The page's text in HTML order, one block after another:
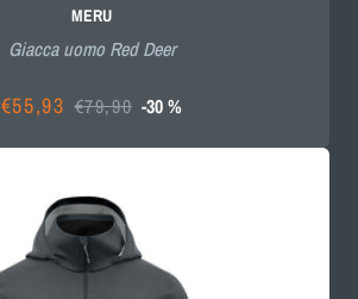
MERU
Giacca uomo Red Deer
Prezzo
scontato
€55,93
Prezzo
di
€79,90 -30 %